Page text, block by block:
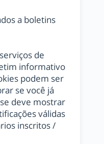
a boletins
de
informativo
podem ser
se você já
deve mostrar
válidas
inscritos /